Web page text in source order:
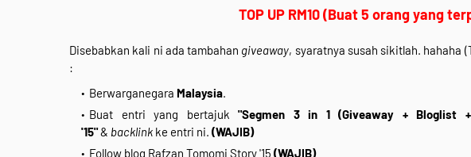
TOP UP RM10 (Buat 5 orang yang
Disebabkan kali ni ada tambahan giveaway, syaratnya susah sikitlah. hahaha
:
Berwarganegara Malaysia.
Buat entri yang bertajuk"Segmen 3 in 1 (Giveaway + Bloglist
'15"& backlink ke entri ni. (WAJIB)
Follow blog Rafzan Tomomi Story '15 (WAJIB)